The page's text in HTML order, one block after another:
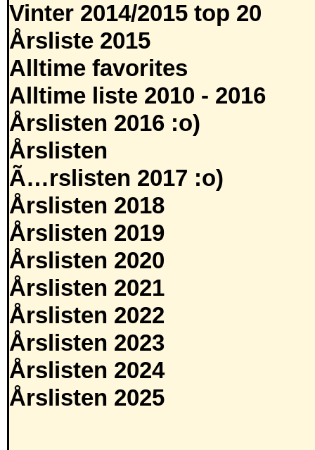
Vinter 2014/2015 top 20
Årsliste 2015
Alltime favorites
Alltime liste 2010 - 2016
Årslisten 2016 :o)
Årslisten
Ã…rslisten 2017 :o)
Årslisten 2018
Årslisten 2019
Årslisten 2020
Årslisten 2021
Årslisten 2022
Årslisten 2023
Årslisten 2024
Årslisten 2025